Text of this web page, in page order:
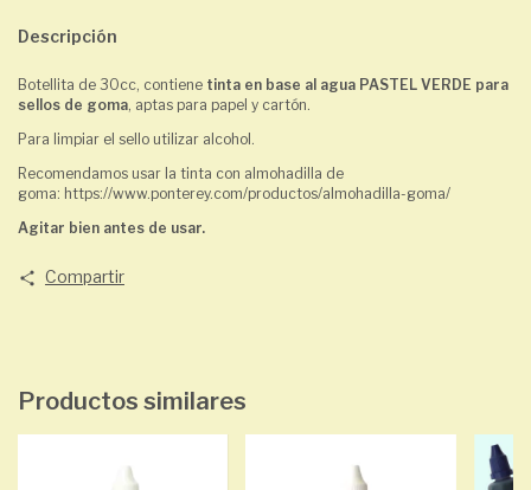
Descripción
Botellita de 30cc, contiene tinta en base al agua PASTEL VERDE para
sellos de goma, aptas para papel y cartón.
Para limpiar el sello utilizar alcohol.
Recomendamos usar la tinta con almohadilla de
goma: https://www.ponterey.com/productos/almohadilla-goma/
Agitar bien antes de usar.
Compartir
Productos similares